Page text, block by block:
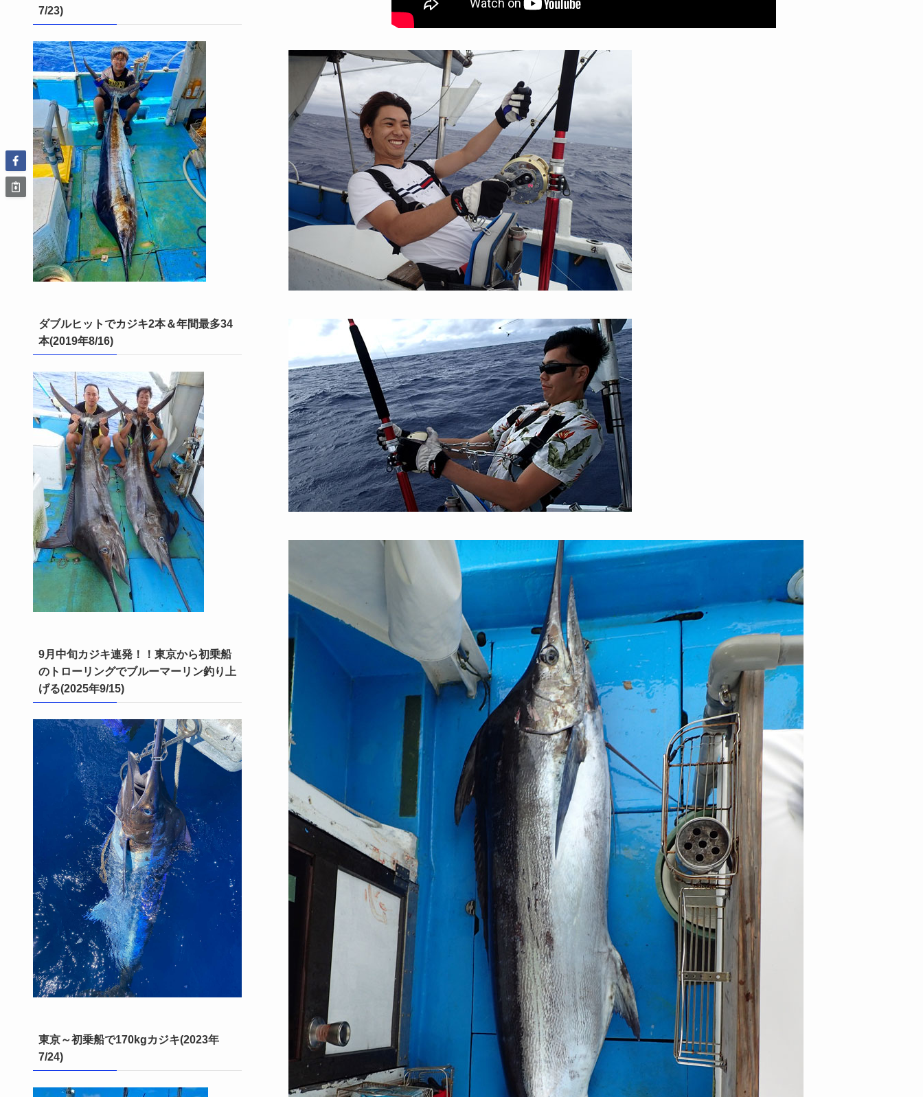
7/23)
ダブルヒットでカジキ2本＆年間最多34
本(2019年8/16)
9月中旬カジキ連発！！東京から初乗船
のトローリングでブルーマーリン釣り上
げる(2025年9/15)
東京～初乗船で170kgカジキ(2023年
7/24)